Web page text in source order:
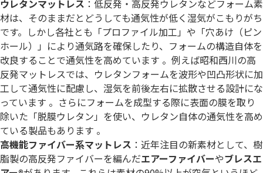
ウレタンマットレス ：低反発・高反発ウレタンなどフォーム素
材は、そのままだとどうしても通気性が低く湿気がこもりがち
です。しかし各社とも「プロファイル加工」や「穴あけ（ピン
ホール）」により通気路を確保したり、フォームの構造自体を
改良することで通気性を高めています 。例えば昭和西川の高
反発マットレスでは、ウレタンフォームを波形や凹凸形状に加
工して通気性に配慮し、湿気を前後左右に拡散させる設計にな
っています 。さらにフォームを成型する際に表面の膜を取り
除いた「脱膜ウレタン」を使い、ウレタン自体の通気性を高め
ている製品もあります 。
高機能ファイバー系マットレス ：近年注目の新素材として、樹
脂製の高反発ファイバーを編んだエアーファイバーやブレスエ